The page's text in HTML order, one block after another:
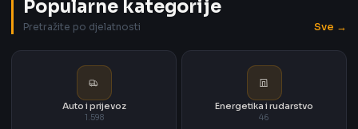
Popularne kategorije
Pretražite po djelatnosti Sve →
Auto i prijevoz
1.598
Energetika i rudarstvo
46